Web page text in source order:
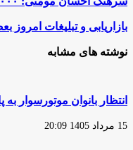
احسان
مومنی:
۱۵۰۰۰
هزار
دستگاه
ساعتی
شده‌اند
بازاریابی
تبلیغات
امروز
شرکت‌های
ایرانی
مانند
سیاست‌های
بازاریابی و تبلیغات امروز بعضی
نوشته های مشابه
انتظار بانوان موتورسوار
15 مرداد 1405 20:09